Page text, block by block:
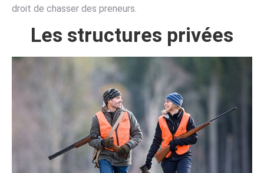
droit de chasser des preneurs.
Les structures privées